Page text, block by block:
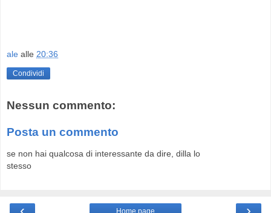
ale alle 20:36
Condividi
Nessun commento:
Posta un commento
se non hai qualcosa di interessante da dire, dilla lo
stesso
Home page